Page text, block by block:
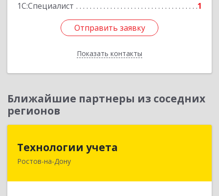
1С:Специалист
1
Отправить заявку
Показать контакты
Отправить заявку
Назад
Ближайшие партнеры из соседних
регионов
Технологии учета
Ростов-на-Дону
344064, Ростовская обл, Ростов-на-Дону г,